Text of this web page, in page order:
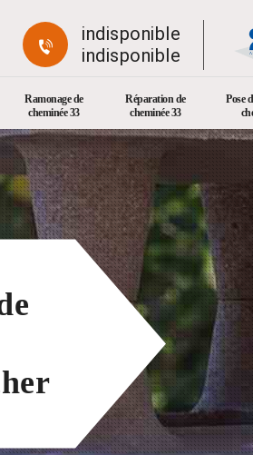
indisponible
indisponible
Ramonage de
cheminée 33
Réparation de
cheminée 33
Pose